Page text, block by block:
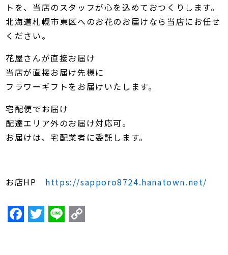
トを、当店のスタッフが心を込めておつくりします。
北海道札幌市東区へのお花のお届けなら当店にお任せ
ください。
花屋さんが直接お届け
当店が直接お届け先様に
フラワーギフトをお届けいたします。
宅配便でお届け
配達エリア外のお届け対応可。
お届けは、宅配業者に委託します。
お店HP https://sapporo8724.hanatown.net/
F
a
T
w
Li
n